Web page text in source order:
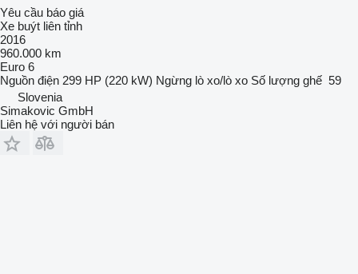
Yêu cầu báo giá
Xe buýt liên tỉnh
2016
960.000 km
Euro 6
Nguồn điện 299 HP (220 kW) Ngừng lò xo/lò xo Số lượng ghế 59
Slovenia
Simakovic GmbH
Liên hệ với người bán